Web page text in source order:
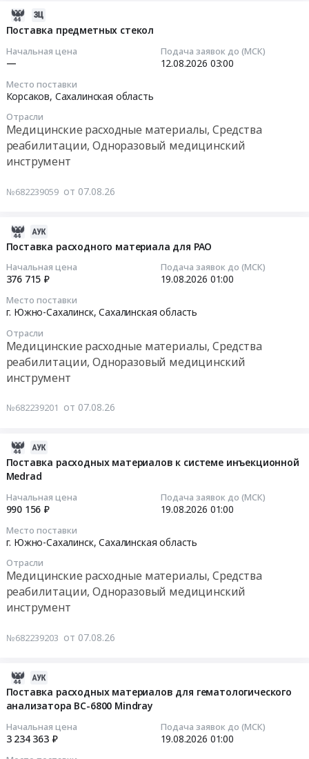
Поставка предметных стекол
Начальная цена
—
Подача заявок до (МСК)
12.08.2026 03:00
Место поставки
Корсаков, Сахалинская область
Отрасли
Медицинские расходные материалы, Средства
реабилитации, Одноразовый медицинский
инструмент
№682239059 от 07.08.26
Поставка расходного материала для РАО
Начальная цена
376 715 ₽
Подача заявок до (МСК)
19.08.2026 01:00
Место поставки
г. Южно-Сахалинск,Сахалинская область
Отрасли
Медицинские расходные материалы, Средства
реабилитации, Одноразовый медицинский
инструмент
№682239201 от 07.08.26
Поставка расходных материалов к системе инъекционной
Medrad
Начальная цена
990 156 ₽
Подача заявок до (МСК)
19.08.2026 01:00
Место поставки
г. Южно-Сахалинск,Сахалинская область
Отрасли
Медицинские расходные материалы, Средства
реабилитации, Одноразовый медицинский
инструмент
№682239203 от 07.08.26
Поставка расходных материалов для гематологического
анализатора BC-6800 Mindray
Начальная цена
3 234 363 ₽
Подача заявок до (МСК)
19.08.2026 01:00